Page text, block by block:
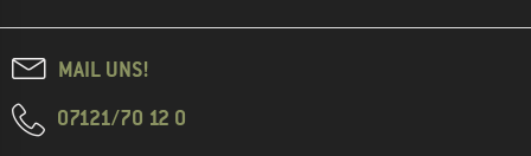
MAIL UNS!
07121/70 12 0